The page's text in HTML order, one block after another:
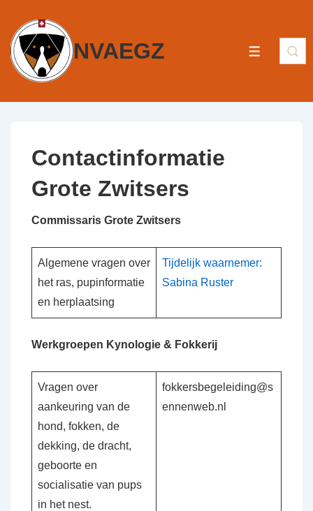
NVAEGZ
Contactinformatie
Grote Zwitsers
Commissaris Grote Zwitsers
Algemene vragen over
het ras, pupinformatie
en herplaatsing
Tijdelijk waarnemer:
Sabina Ruster
Werkgroepen Kynologie & Fokkerij
Vragen over
aankeuring van de
hond, fokken, de
dekking, de dracht,
geboorte en
socialisatie van pups
in het nest.
fokkersbegeleiding@s
ennenweb.nl